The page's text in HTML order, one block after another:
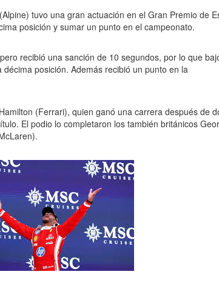
tuvo una gran actuación en el Gran Premio de
posición y sumar un punto en el campeonato.
recibió una sanción de 10 segundos, por lo que
posición. Además recibió un punto en la
(Ferrari), quien ganó una carrera después de
El podio lo completaron los también británicos